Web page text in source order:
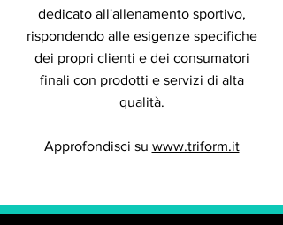
dedicato all'allenamento sportivo,
rispondendo alle esigenze specifiche
dei propri clienti e dei consumatori
finali con prodotti e servizi di alta
qualità.
Approfondisci su www.triform.it